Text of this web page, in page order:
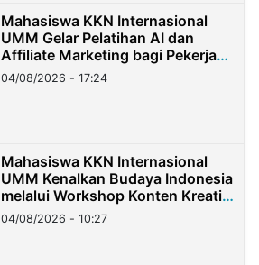
Mahasiswa KKN Internasional
UMM Gelar Pelatihan AI dan
Affiliate Marketing bagi Pekerja
Migran Indonesia di Taiwan
04/08/2026 - 17:24
Mahasiswa KKN Internasional
UMM Kenalkan Budaya Indonesia
melalui Workshop Konten Kreatif
di Taiwan
04/08/2026 - 10:27